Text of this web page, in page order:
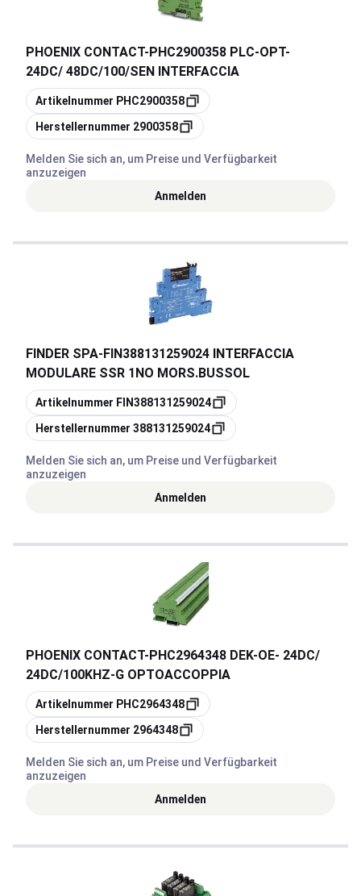
PHOENIX CONTACT-PHC2900358 PLC-OPT-
24DC/ 48DC/100/SEN INTERFACCIA
Kopieren
Artikelnummer PHC2900358
Kopieren
Herstellernummer 2900358
Melden Sie sich an, um Preise und Verfügbarkeit
anzuzeigen
Anmelden
FINDER SPA-FIN388131259024 INTERFACCIA
MODULARE SSR 1NO MORS.BUSSOL
Kopieren
Artikelnummer FIN388131259024
Kopieren
Herstellernummer 388131259024
Melden Sie sich an, um Preise und Verfügbarkeit
anzuzeigen
Anmelden
PHOENIX CONTACT-PHC2964348 DEK-OE- 24DC/
24DC/100KHZ-G OPTOACCOPPIA
Kopieren
Artikelnummer PHC2964348
Kopieren
Herstellernummer 2964348
Melden Sie sich an, um Preise und Verfügbarkeit
anzuzeigen
Anmelden